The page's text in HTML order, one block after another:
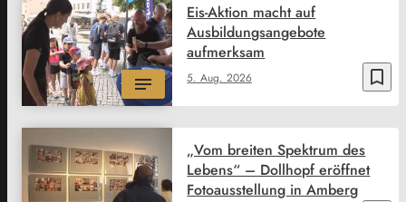
bookmark_border
5. Aug. 2026
Eis-Aktion macht auf
Ausbildungsangebote
aufmerksam
„Vom breiten Spektrum des
Lebens“ – Dollhopf eröffnet
Fotoausstellung in Amberg